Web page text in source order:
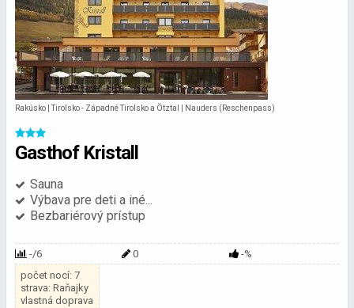
Rakúsko | Tirolsko - Západné Tirolsko a Ötztal | Nauders (Reschenpass)
Gasthof Kristall
Sauna
Výbava pre deti a iné...
Bezbariérový prístup
-/6 0
-%
počet nocí: 7
strava: Raňajky
vlastná doprava